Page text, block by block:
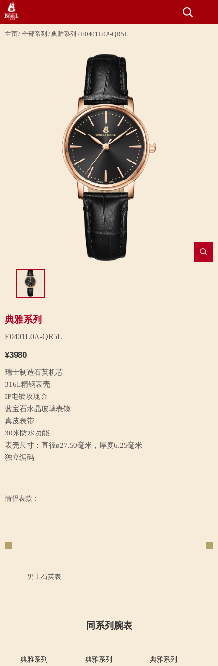
主页 全部系列 典雅系列 E0401L0A-QR5L
典雅系列
E0401L0A-QR5L
¥3980
瑞士制造石英机芯
316L精钢表壳
IP电镀玫瑰金
蓝宝石水晶玻璃表镜
真皮表带
30米防水功能
表壳尺寸：直径ø27.50毫米，厚度6.25毫米
独立编码
情侣表款：
男士石英表
同系列腕表
典雅系列
典雅系列
典雅系列